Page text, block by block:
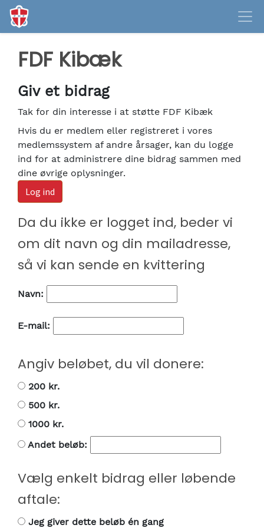
FDF Kibæk
Giv et bidrag
Tak for din interesse i at støtte FDF Kibæk
Hvis du er medlem eller registreret i vores
medlemssystem af andre årsager, kan du logge
ind for at administrere dine bidrag sammen med
dine øvrige oplysninger.
Log ind
Da du ikke er logget ind, beder vi
om dit navn og din mailadresse,
så vi kan sende en kvittering
Navn:
E-mail:
Angiv beløbet, du vil donere:
200 kr.
500 kr.
1000 kr.
Andet beløb:
Vælg enkelt bidrag eller løbende
aftale:
Jeg giver dette beløb én gang